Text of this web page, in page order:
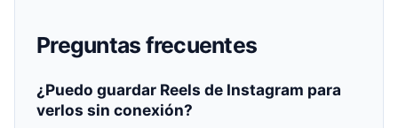
Preguntas frecuentes
¿Puedo guardar Reels de Instagram para
verlos sin conexión?